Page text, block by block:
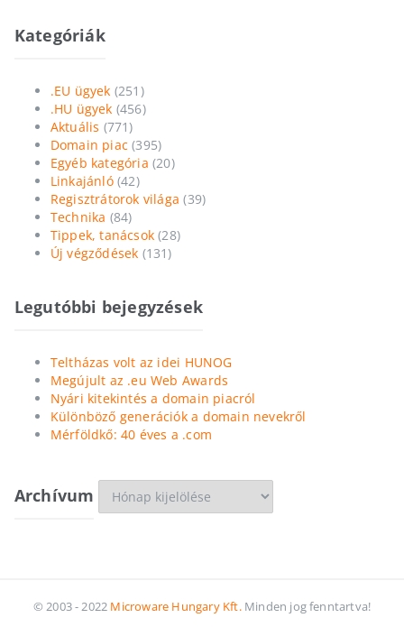
Kategóriák
.EU ügyek (251)
.HU ügyek (456)
Aktuális (771)
Domain piac (395)
Egyéb kategória (20)
Linkajánló(42)
Regisztrátorok világa (39)
Technika (84)
Tippek, tanácsok (28)
Új végződések (131)
Legutóbbi bejegyzések
Teltházas volt az idei HUNOG
Megújult az .eu Web Awards
Nyári kitekintés a domain piacról
Különböző generációk a domain nevekről
Mérföldkő: 40 éves a .com
Archívum
© 2003 - 2022 Microware Hungary Kft.Minden jog fenntartva!